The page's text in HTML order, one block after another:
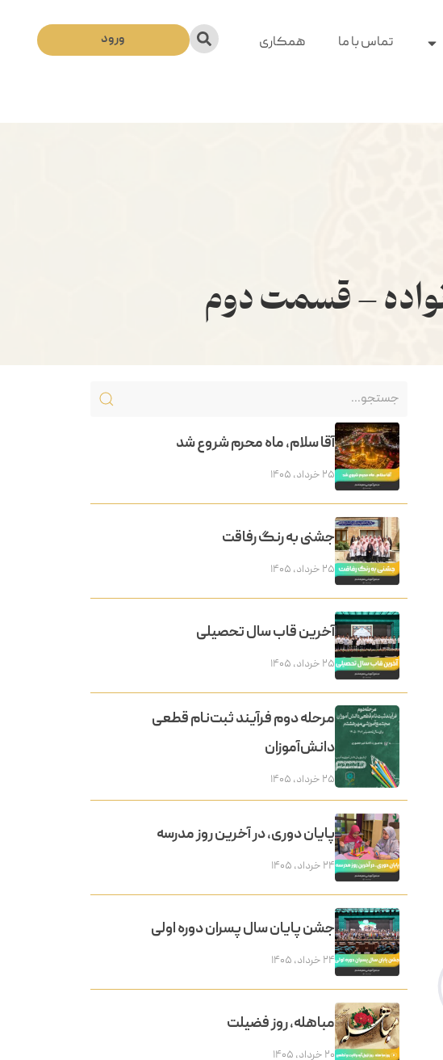
تماس با ما
همکاری
ورود
– قسمت دوم
آقا سلام، ماه محرم شروع شد
۲۵ خرداد, ۱۴۰۵
جشنی به رنگ رفاقت
۲۵ خرداد, ۱۴۰۵
آخرین قاب سال تحصیلی
۲۵ خرداد, ۱۴۰۵
مرحله دوم فرآیند ثبت‌نام قطعی
دانش‌آموزان
۲۵ خرداد, ۱۴۰۵
پایان دوری، در آخرین روز مدرسه
۲۴ خرداد, ۱۴۰۵
جشن پایان سال پسران دوره اولی
۲۴ خرداد, ۱۴۰۵
مباهله، روز فضیلت
۲۰ خرداد, ۱۴۰۵